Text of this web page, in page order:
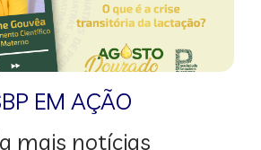
EM AÇÃO
mais notícias